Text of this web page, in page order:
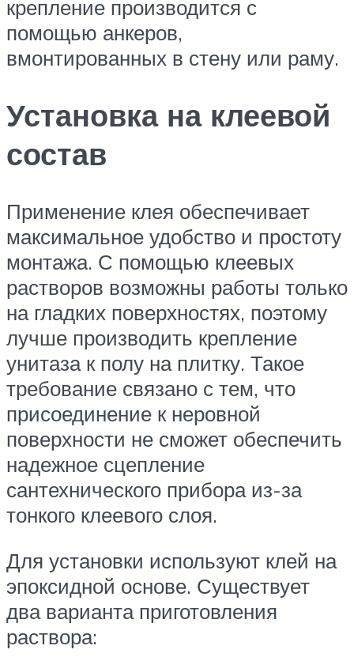
крепление производится с
помощью анкеров,
вмонтированных в стену или раму.
Установка на клеевой
состав
Применение клея обеспечивает
максимальное удобство и простоту
монтажа. С помощью клеевых
растворов возможны работы только
на гладких поверхностях, поэтому
лучше производить крепление
унитаза к полу на плитку. Такое
требование связано с тем, что
присоединение к неровной
поверхности не сможет обеспечить
надежное сцепление
сантехнического прибора из-за
тонкого клеевого слоя.
Для установки используют клей на
эпоксидной основе. Существует
два варианта приготовления
раствора: